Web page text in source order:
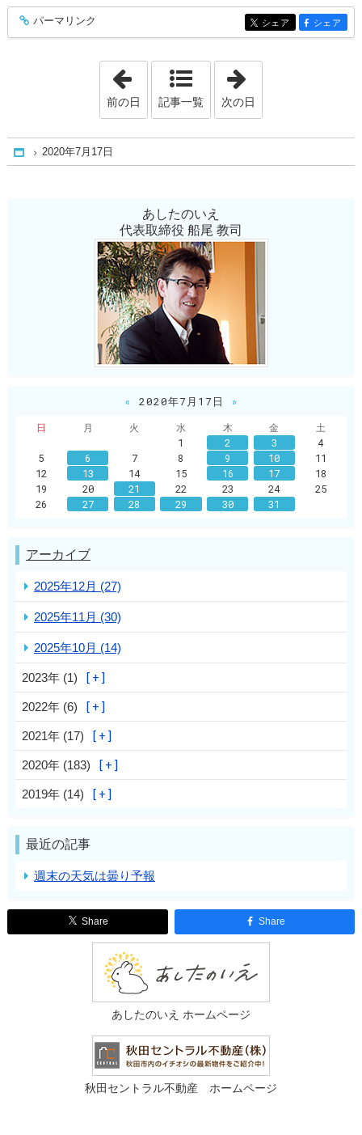
entry317
パーマリンク entry317
シェア entry317
シェア
「2020年7月16日」
前の日 記事一覧 次の日
Home
2020年7月17日
あしたのいえ
代表取締役 船尾 教司
« 2020年7月17日
»
日
月 火 水 木 金
土
1
2 3
4
5
6 7 8 9 10
11
12
13 14 15 16 17
18
19
20 21 22 23 24
25
26
27 28 29 30 31
アーカイブ
2025年12月 (27)
2025年11月 (30)
2025年10月 (14)
2023年 (1)
2022年 (6)
2021年 (17)
2020年 (183)
2019年 (14)
最近の記事
週末の天気は曇り予報
Share Share
あしたのいえ ホームページ
秋田セントラル不動産 ホームページ